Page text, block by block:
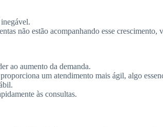
não estão acompanhando esse
ao aumento da demanda.
um atendimento mais ágil, algo
às consultas.